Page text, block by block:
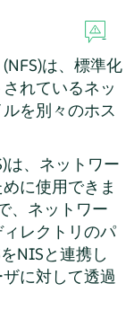
は、標準化
れているネッ
を別々のホス
は、ネットワー
に使用できま
、ネットワー
レクトリのパ
NISと連携し
に対して透過